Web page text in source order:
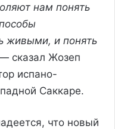
нам понять
живыми, и понять
сказал Жозеп
испано-
Саккаре.
что новый